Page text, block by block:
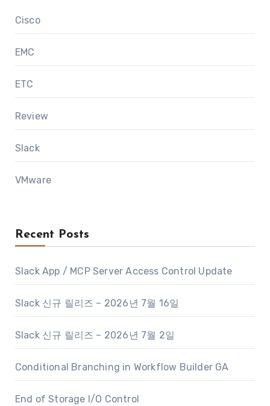
Cisco
EMC
ETC
Review
Slack
VMware
Recent Posts
Slack App / MCP Server Access Control Update
Slack 신규 릴리즈 – 2026년 7월 16일
Slack 신규 릴리즈 – 2026년 7월 2일
Conditional Branching in Workflow Builder GA
End of Storage I/O Control